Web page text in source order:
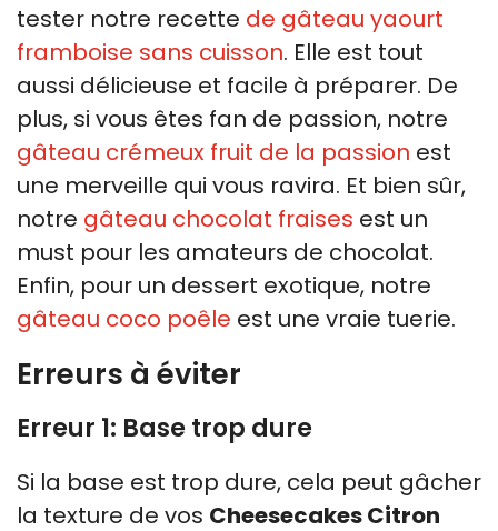
tester notre recette de gâteau yaourt
framboise sans cuisson. Elle est tout
aussi délicieuse et facile à préparer. De
plus, si vous êtes fan de passion, notre
gâteau crémeux fruit de la passion est
une merveille qui vous ravira. Et bien sûr,
notre gâteau chocolat fraises est un
must pour les amateurs de chocolat.
Enfin, pour un dessert exotique, notre
gâteau coco poêle est une vraie tuerie.
Erreurs à éviter
Erreur 1: Base trop dure
Si la base est trop dure, cela peut gâcher
la texture de vos Cheesecakes Citron